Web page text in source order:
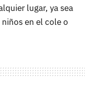
lugar, ya sea
en el cole o